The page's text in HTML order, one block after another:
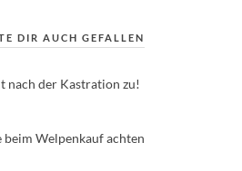
DIR AUCH GEFALLEN
nach der Kastration zu!
beim Welpenkauf achten